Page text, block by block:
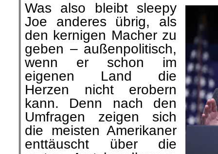
Was also bleibt sleepy
Joe anderes übrig, als
den kernigen Macher zu
geben – außenpolitisch,
wenn er schon im
eigenen Land die
Herzen nicht erobern
kann. Denn nach den
Umfragen zeigen sich
die meisten Amerikaner
enttäuscht über die